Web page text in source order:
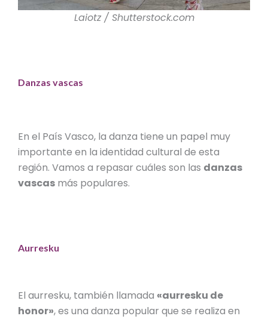
Laiotz / Shutterstock.com
Danzas vascas
En el País Vasco, la danza tiene un papel muy
importante en la identidad cultural de esta
región. Vamos a repasar cuáles son las danzas
vascas más populares.
Aurresku
Elaurresku, también llamada «aurresku de
honor», es unadanza popular que se realiza en